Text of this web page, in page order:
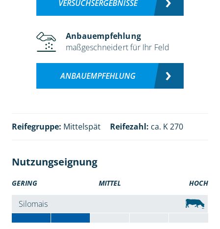
VERSUCHSERGEBNISSE
Anbauempfehlung
maßgeschneidert für Ihr Feld
ANBAUEMPFEHLUNG
Reifegruppe: Mittelspät Reifezahl: ca. K 270
Nutzungseignung
GERING MITTEL HOCH
Silomais